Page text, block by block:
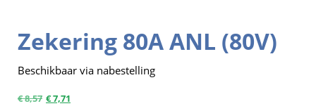
Zekering 80A ANL (80V)
Beschikbaar via nabestelling
€8,57 €7,71